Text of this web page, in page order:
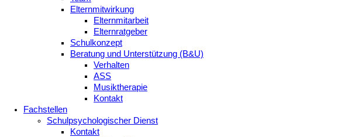
Elternmitwirkung
Elternmitarbeit
Elternratgeber
Schulkonzept
Beratung und Unterstützung (B&U)
Verhalten
ASS
Musiktherapie
Kontakt
Fachstellen
Schulpsychologischer Dienst
Kontakt